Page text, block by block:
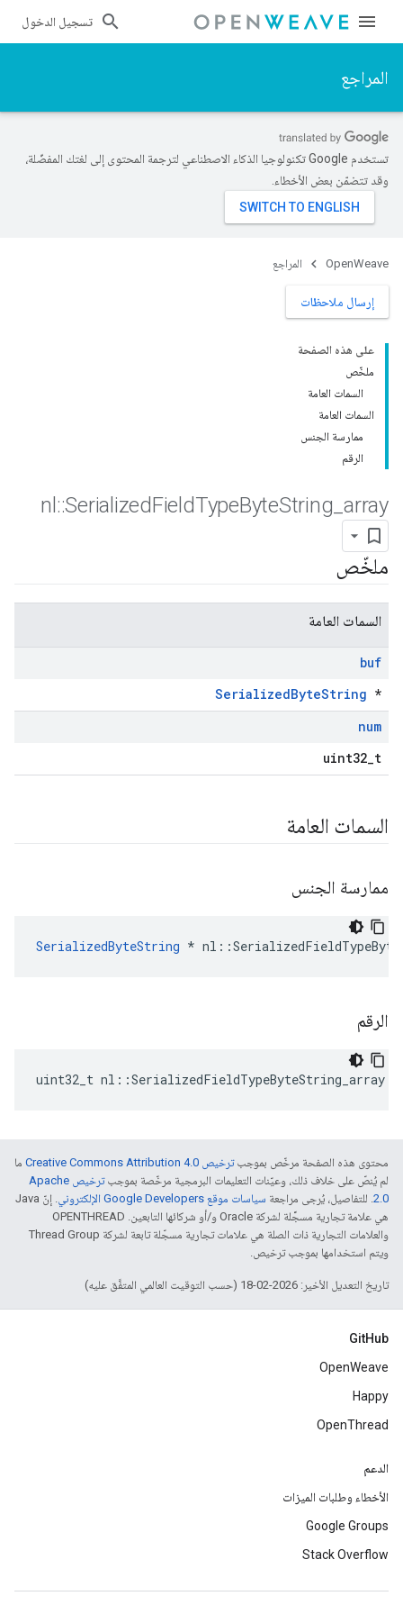
تسجيل الدخول
المراجع
تستخدم Google تكنولوجيا الذكاء الاصطناعي لترجمة المحتوى إلى لغتك المفضّلة،
وقد تتضمّن بعض الأخطاء.
OpenWeave المراجع
إرسال ملاحظات
على هذه الصفحة
ملخّص
السمات العامة
السمات العامة
ممارسة الجنس
الرقم
nl ::SerializedFieldTypeByteString _array
ملخّص
السمات العامة
buf
SerializedByteString *
num
uint32_t
السمات العامة
ممارسة الجنس
SerializedByteString *
الرقم
uint32_t
محتوى هذه الصفحة مرخّص بموجبترخيص Creative Commons Attribution 4.0‏
ما
لم يُنصّ على خلاف ذلك، وعيّنات التعليمات البرمجية مرخّصة بموجب
ترخيص Apache
2.0‏. للتفاصيل، يُرجى مراجعة سياسات موقع Google Developers الإلكتروني
. إنّ Java
هي علامة تجارية مسجَّلة لشركة Oracle و/أو شركائها التابعين. ‫OPENTHREAD
والعلامات التجارية ذات الصلة هي علامات تجارية مسجّلة تابعة لشركة Thread Group
ويتم استخدامها بموجب ترخيص.
تاريخ التعديل الأخير: 2026-02-18 (حسب التوقيت العالمي المتفَّق عليه)
GitHub
OpenWeave
Happy
OpenThread
الدعم
الأخطاء وطلبات الميزات
Google Groups
Stack Overflow